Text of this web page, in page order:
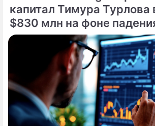
подвигом. Введенный в
апреля, инновационный
Курской АЭС-2 с 1 мая начал
поставки электроэнергии в
энергосистему страны.
капитал Тимура Турлова
$830 млн на фоне